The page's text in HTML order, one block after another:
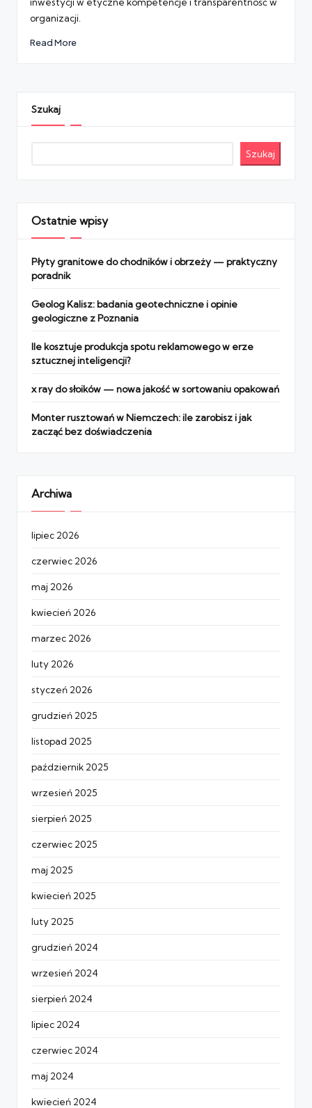
organizacji.
Read More
Szukaj
Szukaj
Ostatnie wpisy
Płyty granitowe do chodników i obrzeży — praktyczny
poradnik
Geolog Kalisz: badania geotechniczne i opinie
geologiczne z Poznania
Ile kosztuje produkcja spotu reklamowego w erze
sztucznej inteligencji?
x ray do słoików — nowa jakość w sortowaniu opakowań
Monter rusztowań w Niemczech: ile zarobisz i jak
zacząć bez doświadczenia
Archiwa
lipiec 2026
czerwiec 2026
maj 2026
kwiecień 2026
marzec 2026
luty 2026
styczeń 2026
grudzień 2025
listopad 2025
październik 2025
wrzesień 2025
sierpień 2025
czerwiec 2025
maj 2025
kwiecień 2025
luty 2025
grudzień 2024
wrzesień 2024
sierpień 2024
lipiec 2024
czerwiec 2024
maj 2024
kwiecień 2024